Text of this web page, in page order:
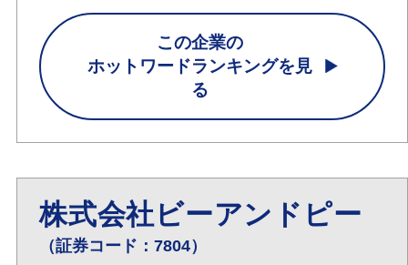
この企業の
ホットワードランキングを見
る
株式会社ビーアンドピー
（証券コード：7804）